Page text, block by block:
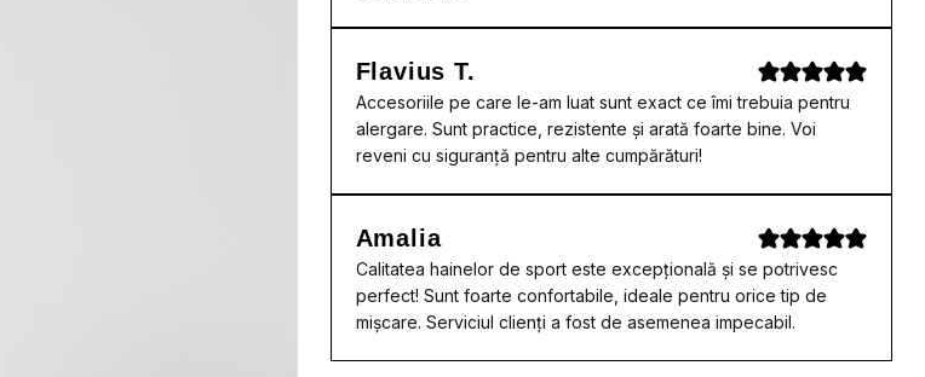
Flavius T.
Accesoriile pe care le-am luat sunt exact ce îmi trebuia pentru
alergare. Sunt practice, rezistente și arată foarte bine. Voi
reveni cu siguranță pentru alte cumpărături!
Amalia
Calitatea hainelor de sport este excepțională și se potrivesc
perfect! Sunt foarte confortabile, ideale pentru orice tip de
mișcare. Serviciul clienți a fost de asemenea impecabil.